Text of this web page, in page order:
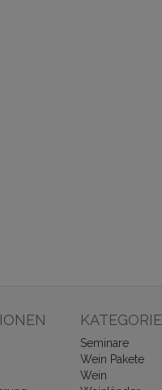
Seminare
Wein Pakete
Wein